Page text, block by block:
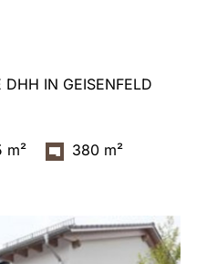
IN GEISENFELD
m² 380 m²